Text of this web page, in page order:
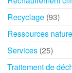
Recyclage (93)
Ressources
Services (25)
Traitement de